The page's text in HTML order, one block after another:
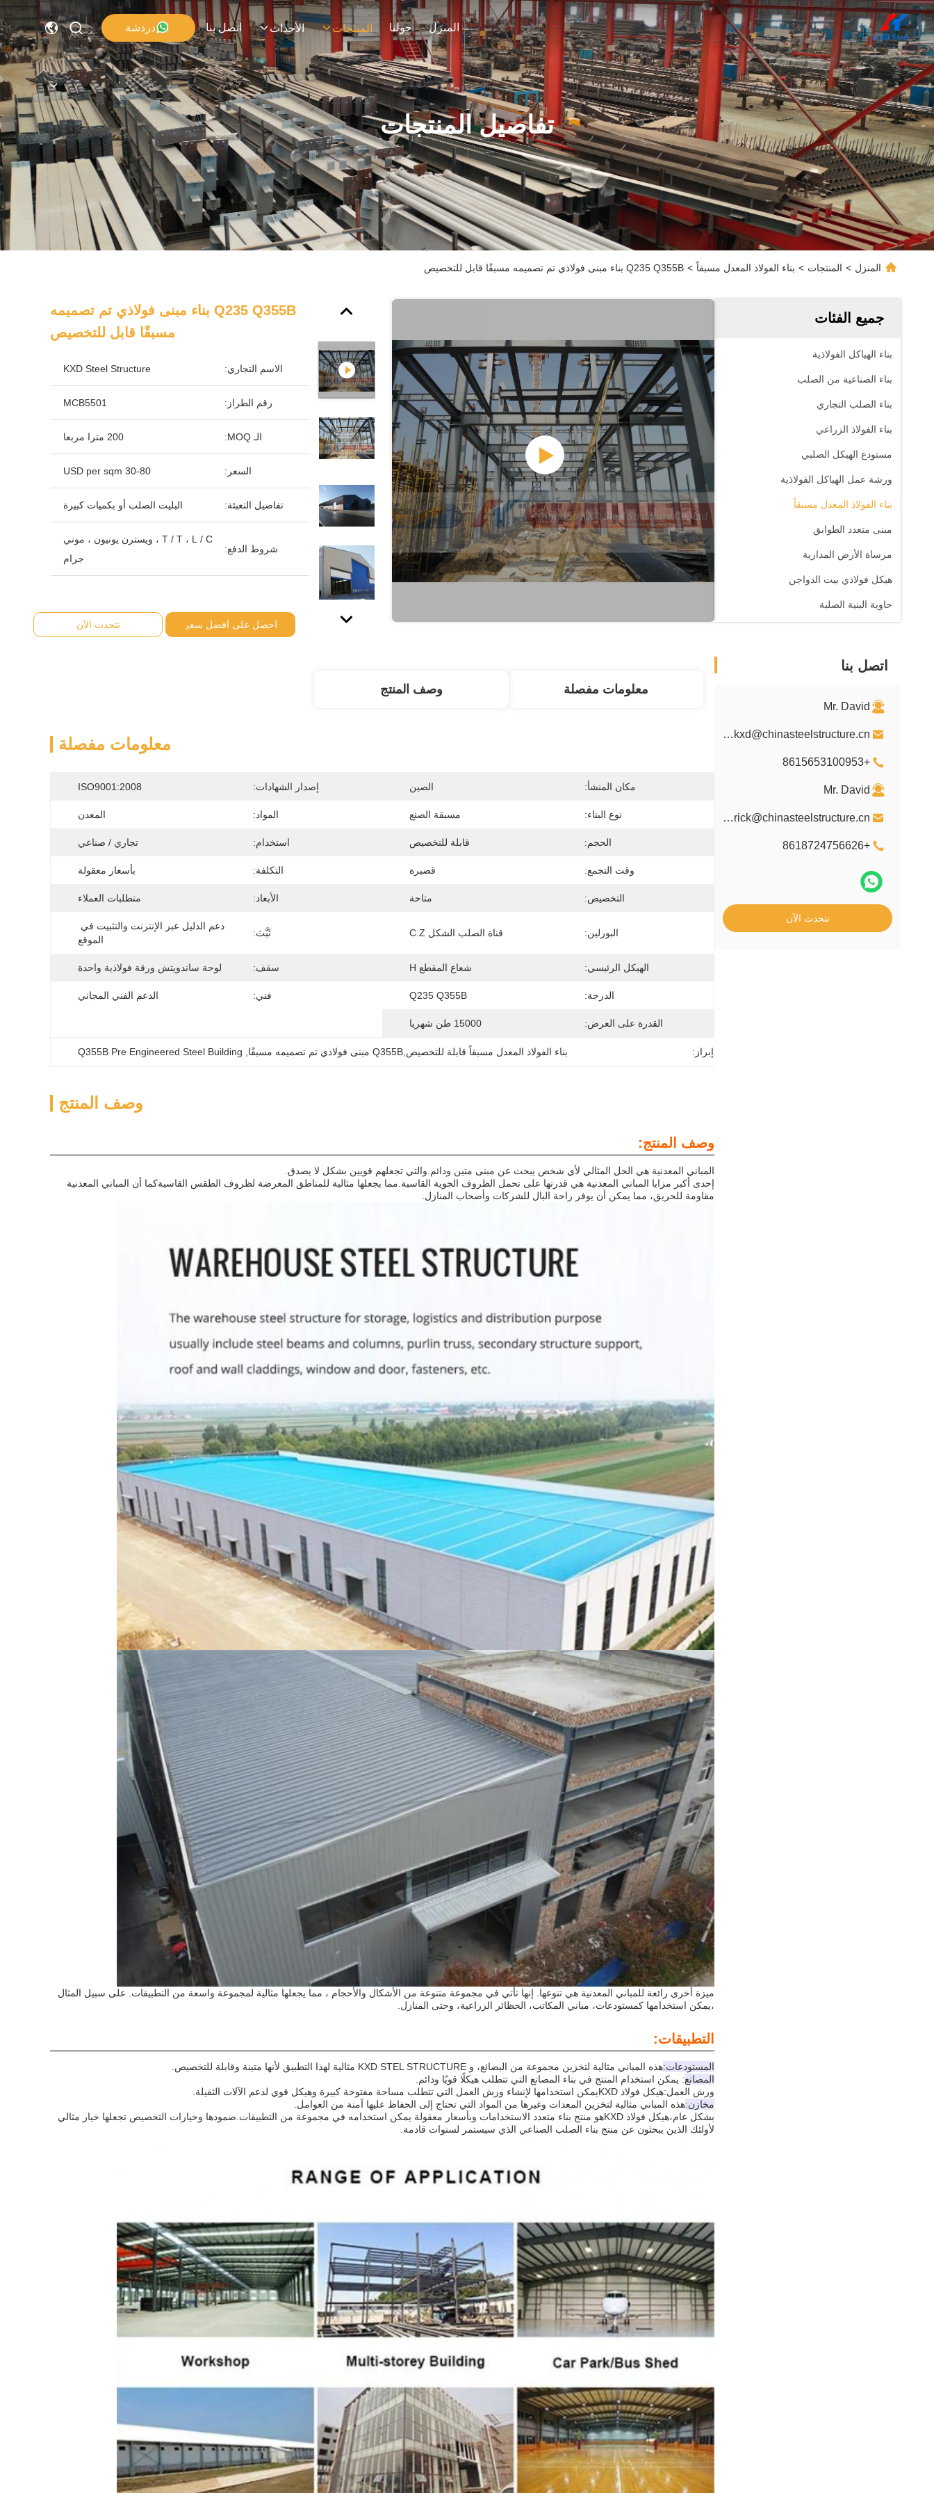
المنزل حولنا المنتجات الأحداث اتصل بنا دردشة
تفاصيل المنتجات
المنزل > المنتجات > بناء الفولاذ المعدل مسبقاً > Q235 Q355B بناء مبنى فولاذي تم تصميمه مسبقًا قابل للتخصيص
جميع الفئات
بناء الهياكل الفولاذية
بناء الصناعية من الصلب
بناء الصلب التجاري
بناء الفولاذ الزراعي
مستودع الهيكل الصلبي
ورشة عمل الهياكل الفولاذية
بناء الفولاذ المعدل مسبقاً
مبنى متعدد الطوابق
مرساة الأرض المدارية
هيكل فولاذي بيت الدواجن
حاوية البنية الصلبة
اتصل بنا
Mr. David
davidkxd@chinasteelstructure.cn
+8615653100953
Mr. David
kxdpatrick@chinasteelstructure.cn
+8618724756626
نتحدث الآن
Q235 Q355B بناء مبنى فولاذي تم تصميمه
مسبقًا قابل للتخصيص
الاسم التجاري: KXD Steel Structure
رقم الطراز: MCB5501
الـ MOQ: 200 مترا مربعا
السعر: 30-80 USD per sqm
تفاصيل التعبئة: البليت الصلب أو بكميات كبيرة
شروط الدفع:
T / T ، L / C ، ويسترن يونيون ، موني
جرام
احصل على أفضل سعر نتحدث الآن
معلومات مفصلة وصف المنتج
معلومات مفصلة
مكان المنشأ: الصين إصدار الشهادات: ISO9001:2008
نوع البناء: مسبقة الصنع المواد: المعدن
الحجم: قابلة للتخصيص استخدام: تجاري / صناعي
وقت التجمع: قصيرة التكلفة: بأسعار معقولة
التخصيص: متاحة الأبعاد: متطلبات العملاء
البورلين: قناة الصلب الشكل C.Z ثَبَّتَ:
الموقع
الهيكل الرئيسي: شعاع المقطع H سقف: لوحة ساندويتش ورقة فولاذية واحدة
الدرجة: Q235 Q355B فني: الدعم الفني المجاني
القدرة على العرض: 15000 طن شهريا
إبراز: بناء الفولاذ المعدل مسبقاً قابلة للتخصيص,Q355B مبنى فولاذي تم تصميمه مسبقًا Q355B Pre Engineered Steel Building
وصف المنتج
وصف المنتج:
المباني المعدنية هي الحل المثالي لأي شخص يبحث عن مبنى متين ودائم.والتي تجعلهم قويين بشكل لا يصدق.
إحدى أكبر مزايا المباني المعدنية هي قدرتها على تحمل الظروف الجوية القاسية.مما يجعلها مثالية للمناطق المعرضة لظروف الطقس القاسيةكما أن المباني المعدنية
مقاومة للحريق، مما يمكن أن يوفر راحة البال للشركات وأصحاب المنازل.
ميزة أخرى رائعة للمباني المعدنية هي تنوعها. إنها تأتي في مجموعة متنوعة من الأشكال والأحجام ، مما يجعلها مثالية لمجموعة واسعة من التطبيقات. على سبيل المثال
،يمكن استخدامها كمستودعات، مباني المكاتب، الحظائر الزراعية، وحتى المنازل.
التطبيقات:
المستودعات:هذه المباني مثالية لتخزين مجموعة من البضائع، و KXD STEL STRUCTURE مثالية لهذا التطبيق لأنها متينة وقابلة للتخصيص.
المصانع: يمكن استخدام المنتج في بناء المصانع التي تتطلب هيكلًا قويًا ودائم.
ورش العمل:هيكل فولاذ KXD
يمكن استخدامها لإنشاء ورش العمل التي تتطلب مساحة مفتوحة كبيرة وهيكل قوي لدعم الآلات الثقيلة.
مخازن:هذه المباني مثالية لتخزين المعدات وغيرها من المواد التي تحتاج إلى الحفاظ عليها آمنة من العوامل.
بشكل عام،هيكل فولاذ KXD
هو منتج بناء متعدد الاستخدامات وبأسعار معقولة يمكن استخدامه في مجموعة من التطبيقات.صمودها وخيارات التخصيص تجعلها خيار مثالي
لأولئك الذين يبحثون عن منتج بناء الصلب الصناعي الذي سيستمر لسنوات قادمة.